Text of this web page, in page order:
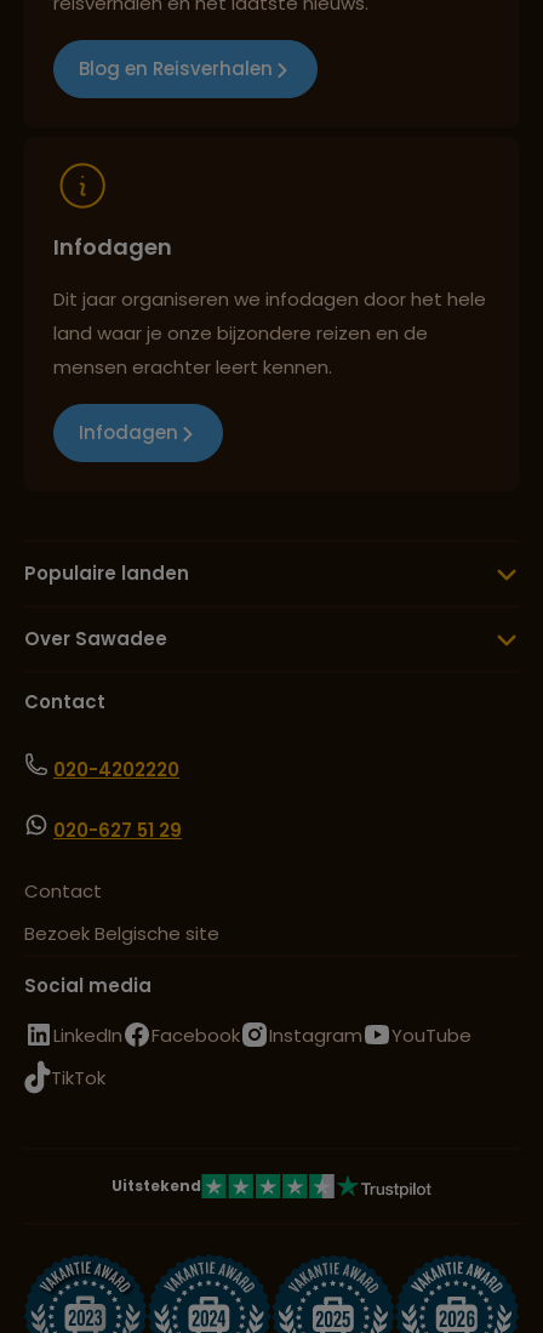
Blog en Reisverhalen
Infodagen
Dit jaar organiseren we infodagen door het hele
land waar je onze bijzondere reizen en de
mensen erachter leert kennen.
Infodagen
Populaire landen
Over Sawadee
Contact
020-4202220
020-627 51 29
Contact
Bezoek Belgische site
Social media
LinkedIn
Facebook Instagram
YouTube
TikTok
Uitstekend